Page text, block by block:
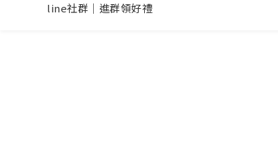
line社群｜進群領好禮